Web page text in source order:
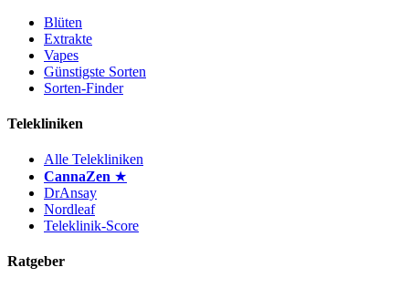
Blüten
Extrakte
Vapes
Günstigste Sorten
Sorten-Finder
Telekliniken
Alle Telekliniken
CannaZen ★
DrAnsay
Nordleaf
Teleklinik-Score
Ratgeber